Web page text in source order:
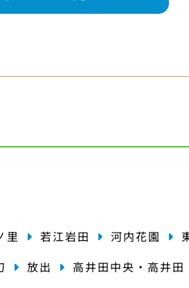
里 若江岩田 河内花園
放出
高井田中央・高井田